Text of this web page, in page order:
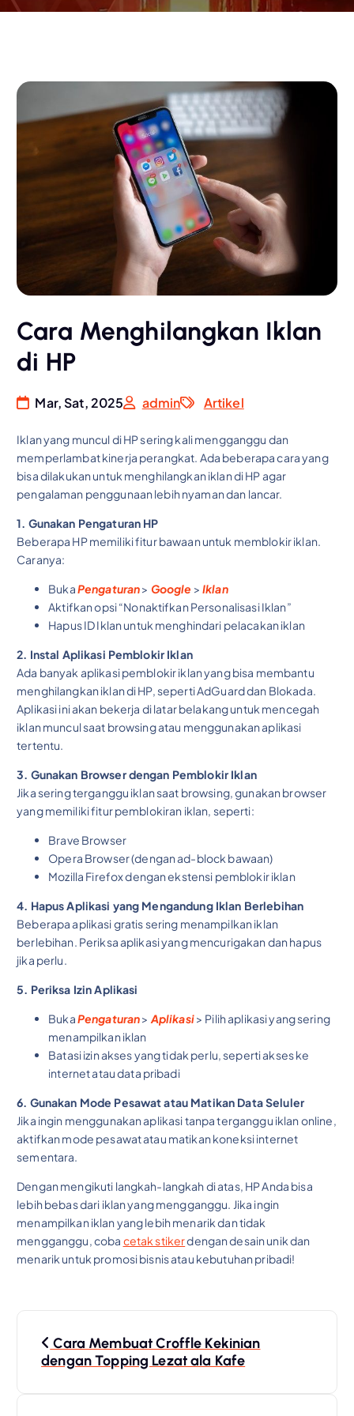
Cara Menghilangkan Iklan
di HP
Mar, Sat, 2025 admin Artikel
Iklan yang muncul di HP sering kali mengganggu dan
memperlambat kinerja perangkat. Ada beberapa cara yang
bisa dilakukan untuk menghilangkan iklan di HP agar
pengalaman penggunaan lebih nyaman dan lancar.
1. Gunakan Pengaturan HP
Beberapa HP memiliki fitur bawaan untuk memblokir iklan.
Caranya:
BukaPengaturan> Google > Iklan
Aktifkan opsi “Nonaktifkan Personalisasi Iklan”
Hapus ID Iklan untuk menghindari pelacakan iklan
2. Instal Aplikasi Pemblokir Iklan
Ada banyak aplikasi pemblokir iklan yang bisa membantu
menghilangkan iklan di HP, seperti AdGuard dan Blokada.
Aplikasi ini akan bekerja di latar belakang untuk mencegah
iklan muncul saat browsing atau menggunakan aplikasi
tertentu.
3. Gunakan Browser dengan Pemblokir Iklan
Jika sering terganggu iklan saat browsing, gunakan browser
yang memiliki fitur pemblokiran iklan, seperti:
Brave Browser
Opera Browser (dengan ad-block bawaan)
Mozilla Firefox dengan ekstensi pemblokir iklan
4. Hapus Aplikasi yang Mengandung Iklan Berlebihan
Beberapa aplikasi gratis sering menampilkan iklan
berlebihan. Periksa aplikasi yang mencurigakan dan hapus
jika perlu.
5. Periksa Izin Aplikasi
BukaPengaturan> Aplikasi> Pilih aplikasi yang sering
menampilkan iklan
Batasi izin akses yang tidak perlu, seperti akses ke
internet atau data pribadi
6. Gunakan Mode Pesawat atau Matikan Data Seluler
Jika ingin menggunakan aplikasi tanpa terganggu iklan online,
aktifkan mode pesawat atau matikan koneksi internet
sementara.
Dengan mengikuti langkah-langkah di atas, HP Anda bisa
lebih bebas dari iklan yang mengganggu. Jika ingin
menampilkan iklan yang lebih menarik dan tidak
mengganggu, coba cetak stikerdengan desain unik dan
menarik untuk promosi bisnis atau kebutuhan pribadi!
Cara Membuat Croffle Kekinian
dengan Topping Lezat ala Kafe